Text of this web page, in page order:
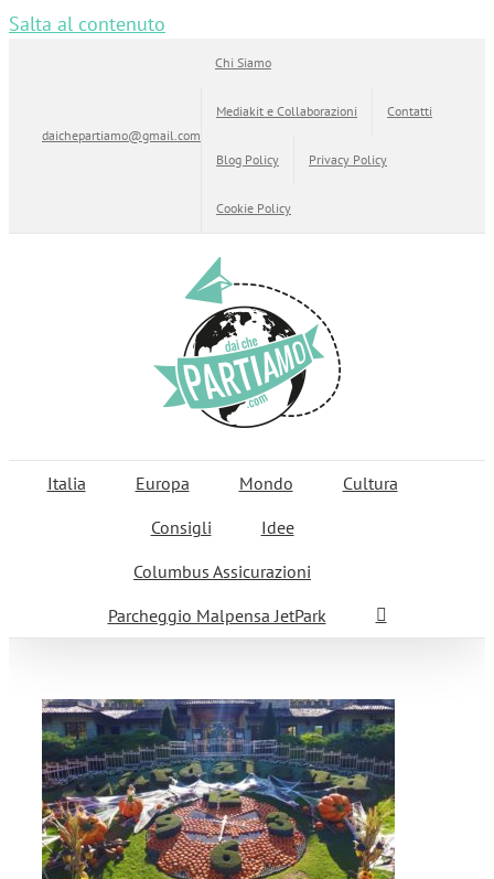
Salta al contenuto
daichepartiamo@gmail.com
Chi Siamo
Mediakit e Collaborazioni Contatti
Blog Policy Privacy Policy
Cookie Policy
Italia Europa Mondo
Cultura
Consigli
Idee
Columbus Assicurazioni
Parcheggio Malpensa JetPark